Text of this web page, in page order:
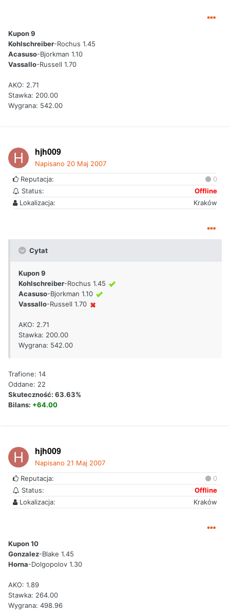
Kupon 9
Kohlschreiber-Rochus 1.45
Acasuso-Bjorkman 1.10
Vassallo-Russell 1.70
AKO: 2.71
Stawka: 200.00
Wygrana: 542.00
hjh009
Napisano 20 Maj 2007
Reputacja:
0
Status:
Offline
Lokalizacja:
Kraków
Cytat
Kupon 9
Kohlschreiber-Rochus 1.45
Acasuso-Bjorkman 1.10
Vassallo-Russell 1.70
AKO: 2.71
Stawka: 200.00
Wygrana: 542.00
Trafione: 14
Oddane: 22
Skuteczność: 63.63%
Bilans: +64.00
hjh009
Napisano 21 Maj 2007
Reputacja:
0
Status:
Offline
Lokalizacja:
Kraków
Kupon 10
Gonzalez-Blake 1.45
Horna-Dolgopolov 1.30
AKO: 1.89
Stawka: 264.00
Wygrana: 498.96